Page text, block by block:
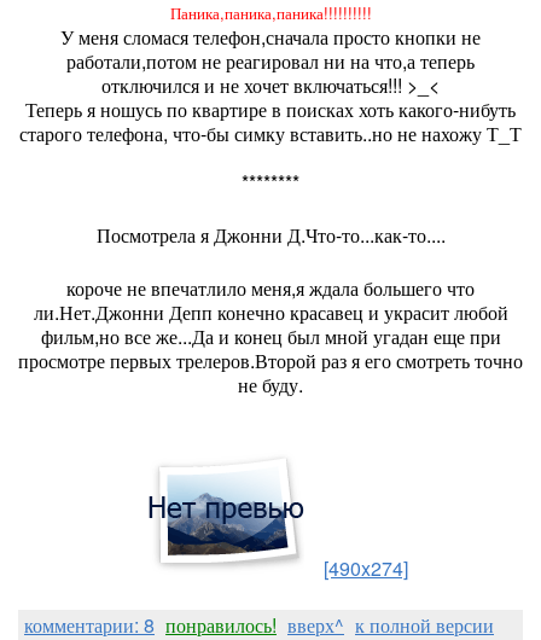
Паника,паника,паника!!!!!!!!!!
У меня сломася телефон,сначала просто кнопки не
работали,потом не реагировал ни на что,а теперь
отключился и не хочет включаться!!! >_<
Теперь я ношусь по квартире в поисках хоть какого-нибуть
старого телефона, что-бы симку вставить..но не нахожу Т_Т
********
Посмотрела я Джонни Д.Что-то...как-то....
короче не впечатлило меня,я ждала большего что
ли.Нет.Джонни Депп конечно красавец и украсит любой
фильм,но все же...Да и конец был мной угадан еще при
просмотре первых трелеров.Второй раз я его смотреть точно
не буду.
[490x274]
комментарии: 8 понравилось! вверх^ к полной версии